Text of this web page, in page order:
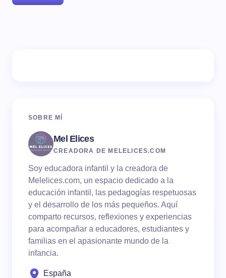
SOBRE MÍ
Mel Elices
CREADORA DE MELELICES.COM
Soy educadora infantil y la creadora de
Melelices.com, un espacio dedicado a la
educación infantil, las pedagogías respetuosas
y el desarrollo de los más pequeños. Aquí
comparto recursos, reflexiones y experiencias
para acompañar a educadores, estudiantes y
familias en el apasionante mundo de la
infancia.
España